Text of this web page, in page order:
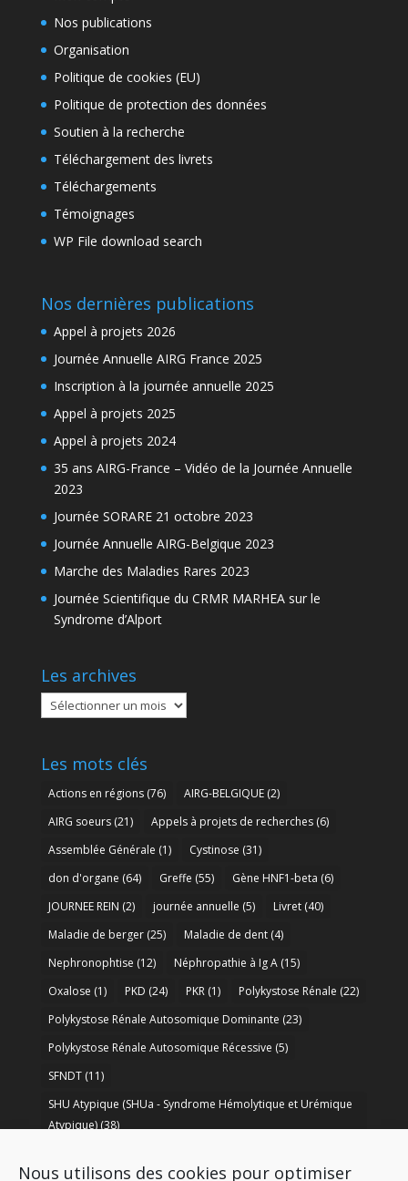
Nous utilisons des cookies pour optimiser
Nos publications
Organisation
Politique de cookies (EU)
Politique de protection des données
Soutien à la recherche
Téléchargement des livrets
Téléchargements
Témoignages
WP File download search
Nos dernières publications
Appel à projets 2026
Journée Annuelle AIRG France 2025
Inscription à la journée annuelle 2025
Appel à projets 2025
Appel à projets 2024
35 ans AIRG-France – Vidéo de la Journée Annuelle
2023
Journée SORARE 21 octobre 2023
Journée Annuelle AIRG-Belgique 2023
Marche des Maladies Rares 2023
Journée Scientifique du CRMR MARHEA sur le
Syndrome d’Alport
Les archives
Les
archives
Les mots clés
Actions en régions(76) AIRG-BELGIQUE(2)
AIRG soeurs(21) Appels à projets de recherches(6)
Assemblée Générale (1) Cystinose (31)
don d'organe (64) Greffe (55) Gène HNF1-beta (6)
JOURNEE REIN (2) journée annuelle (5) Livret(40)
Maladie de berger(25) Maladie de dent(4)
Nephronophtise (12) Néphropathie à Ig A(15)
Oxalose (1) PKD (24) PKR(1) Polykystose Rénale (22)
Polykystose Rénale Autosomique Dominante (23)
Polykystose Rénale Autosomique Récessive (5)
SFNDT(11)
SHU Atypique (SHUa - Syndrome Hémolytique et Urémique
Atypique)(38)